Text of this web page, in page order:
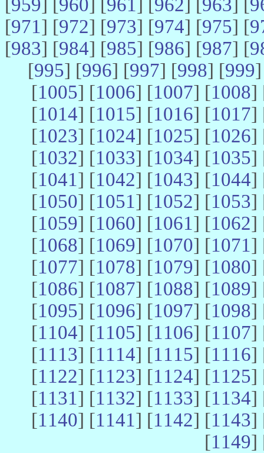
959 960 961 962 963
[971] [972] [973] [974] [975] [
[983] [984] [985] [986] [987] [
[995] [996] [997] [998] [999
[1005] [1006] [1007] [1008]
[1014] [1015] [1016] [1017]
[1023] [1024] [1025] [1026]
[1032] [1033] [1034] [1035]
[1041] [1042] [1043] [1044]
[1050] [1051] [1052] [1053]
[1059] [1060] [1061] [1062]
[1068] [1069] [1070] [1071]
[1077] [1078] [1079] [1080]
[1086] [1087] [1088] [1089]
[1095] [1096] [1097] [1098]
[1104] [1105] [1106] [1107]
[1113] [1114] [1115] [1116]
[1122] [1123] [1124] [1125]
[1131] [1132] [1133] [1134]
[1140] [1141] [1142] [1143]
[1149]